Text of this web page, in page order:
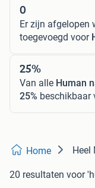
0
Er zijn afgelopen
toegevoegd voor
25%
Van alle Human
25% beschikbaar
Home Heel
20 resultaten voor